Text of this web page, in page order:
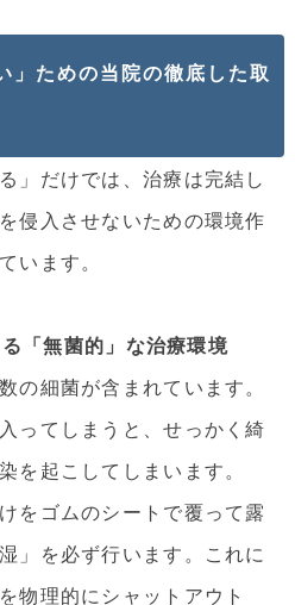
」ための当院の徹底した取
」だけでは、治療は完結し
侵入させないための環境作
います。
「無菌的」な治療環境
の細菌が含まれています。
ってしまうと、せっかく綺
を起こしてしまいます。
をゴムのシートで覆って露
」を必ず行います。これに
物理的にシャットアウト